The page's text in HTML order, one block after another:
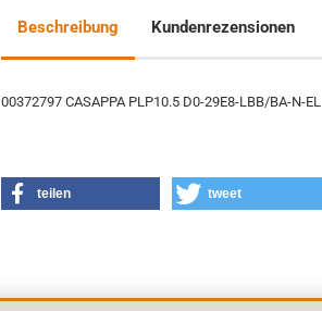
Beschreibung Kundenrezensionen
00372797 CASAPPA PLP10.5 D0-29E8-LBB/BA-N-EL
teilen tweet